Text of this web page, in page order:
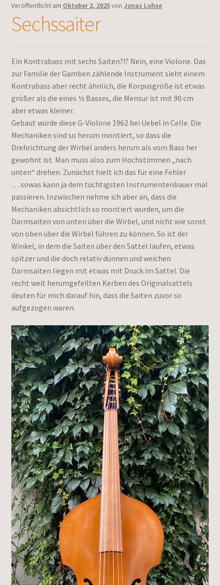
Veröffentlicht am Oktober 2, 2025von Jonas Lohse
Sechssaiter
Ein Kontrabass mit sechs Saiten?!? Nein, eine Violone. Das
zur Familie der Gamben zählende Instrument sieht einem
Kontrabass aber recht ähnlich, die Korpusgröße ist etwas
größer als die eines ½ Basses, die Mensur ist mit 90 cm
aber etwas kleiner.
Gebaut wurde diese G-Violone 1962 bei Uebel in Celle. Die
Mechaniken sind so herum montiert, so dass die
Drehrichtung der Wirbel anders herum als vom Bass her
gewohnt ist. Man muss also zum Hochstimmen „nach
unten“ drehen. Zunächst hielt ich das für eine Fehler
… sowas kann ja dem tüchtigsten Instrumentenbauer mal
passieren. Inzwischen nehme ich aber an, dass die
Mechaniken absichtlich so montiert wurden, um die
Darmsaiten von unten über die Wirbel, und nicht wie sonst
von oben über die Wirbel führen zu können. So ist der
Winkel, in dem die Saiten über den Sattel laufen, etwas
spitzer und die doch relativ dünnen und weichen
Darmsaiten liegen mit etwas mit Druck im Sattel. Die
recht weit herumgefeilten Kerben des Originalsattels
deuten für mich darauf hin, dass die Saiten zuvor so
aufgezogen waren.